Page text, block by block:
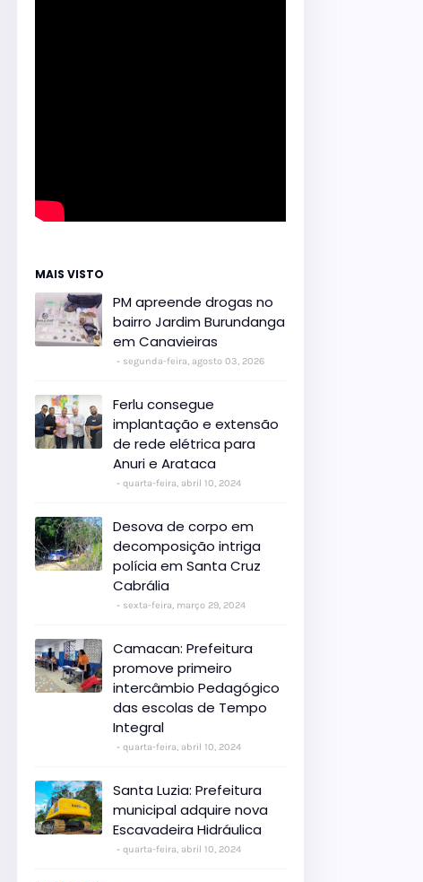
MAIS VISTO
PM apreende drogas no
bairro Jardim Burundanga
em Canavieiras
segunda-feira, agosto 03, 2026
Ferlu consegue
implantação e extensão
de rede elétrica para
Anuri e Arataca
quarta-feira, abril 10, 2024
Desova de corpo em
decomposição intriga
polícia em Santa Cruz
Cabrália
sexta-feira, março 29, 2024
Camacan: Prefeitura
promove primeiro
intercâmbio Pedagógico
das escolas de Tempo
Integral
quarta-feira, abril 10, 2024
Santa Luzia: Prefeitura
municipal adquire nova
Escavadeira Hidráulica
quarta-feira, abril 10, 2024